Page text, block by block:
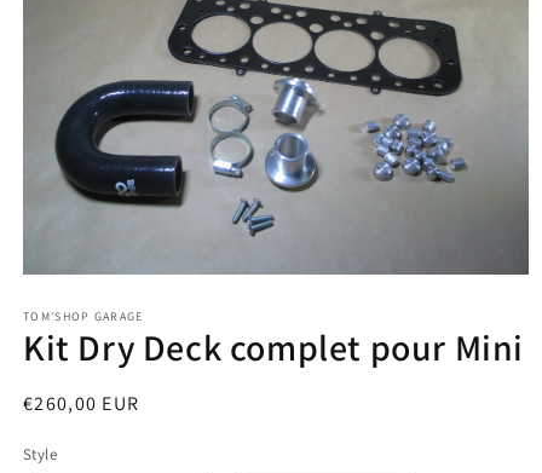
média
1
dans
modale
TOM'SHOP GARAGE
Kit Dry Deck complet pour Mini
Prix
€260,00 EUR
Style